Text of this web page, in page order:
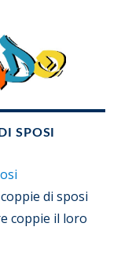
SPOSI
di sposi
coppie il loro